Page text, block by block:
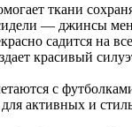
ткани
— джинсы
садится на
красивый
с
активных и